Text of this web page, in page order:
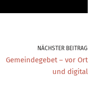
NÄCHSTER BEITRAG
Gemeindegebet – vor Ort
und digital